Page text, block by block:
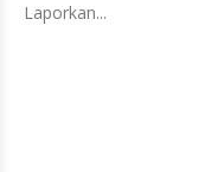
Laporkan...